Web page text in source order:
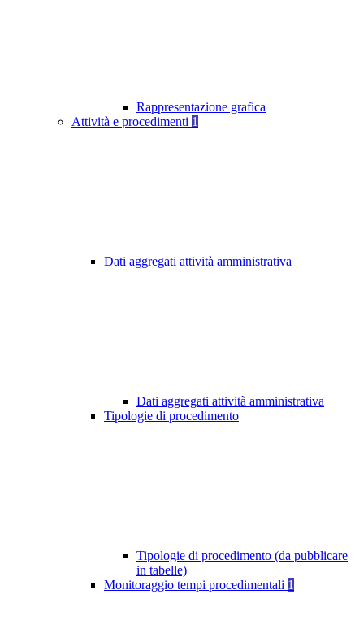
Rappresentazione grafica
Attività e procedimenti 1
Dati aggregati attività amministrativa
Dati aggregati attività amministrativa
Tipologie di procedimento
Tipologie di procedimento (da pubblicare
in tabelle)
Monitoraggio tempi procedimentali 1